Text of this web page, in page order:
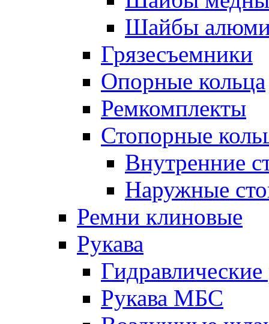
Шайбы
Грязесъемники
Опорные кольца
Ремкомплекты
Стопорные
Внутренние
Наружные
Ремни клиновые
Рукава
Гидравлические
Рукава МБС